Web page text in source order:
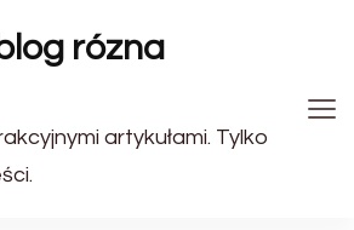
rózna
artykułami. Tylko